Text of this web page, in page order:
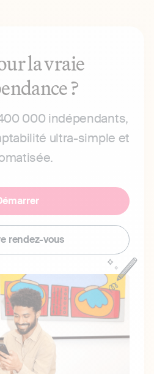
la vraie
?
000 indépendants,
ultra-simple et
rendez-vous